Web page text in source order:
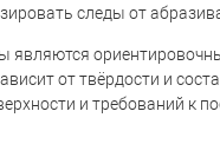
следы от
являются
от твёрдости и
и требований к